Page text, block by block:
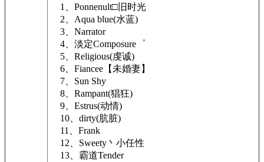
1、Ponnenult□旧时光
2、Aqua blue(水蓝)
3、Narrator
4、淡定Composure゜
5、Religious(虔诚)
6、Fiancee【未婚妻】
7、Sun Shy
8、Rampant(猖狂)
9、Estrus(动情)
10、dirty(肮脏)
11、Frank
12、Sweety丶小任性
13、霸道Tender